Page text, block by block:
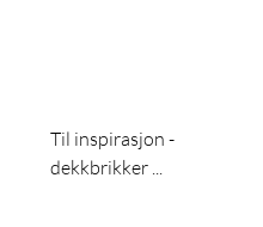
Til inspirasjon -
dekkbrikker ...